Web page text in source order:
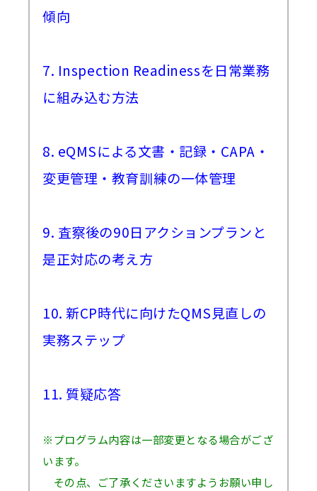
傾向
7. Inspection Readinessを日常業務
に組み込む方法
8. eQMSによる文書・記録・CAPA・
変更管理・教育訓練の一体管理
9. 査察後の90日アクションプランと
是正対応の考え方
10. 新CP時代に向けたQMS見直しの
実務ステップ
11. 質疑応答
※プログラム内容は一部変更となる場合がござ
います。
その点、ご了承くださいますようお願い申し